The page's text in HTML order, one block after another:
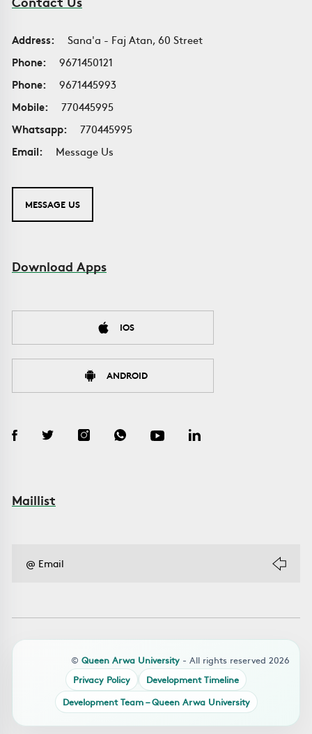
Address:
Sana'a - Faj Atan, 60 Street
Phone:
9671450121
Phone:
9671445993
Mobile:
770445995
Whatsapp:
770445995
Email:
Message Us
MESSAGE US
Download Apps
IOS
ANDROID
Maillist
© Queen Arwa University - All rights reserved 2026
Privacy Policy
Development Timeline
Development Team – Queen Arwa University